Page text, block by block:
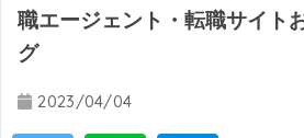
職エージェント・転職サイト
グ
2023/04/04